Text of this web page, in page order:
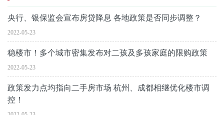
央行、银保监会宣布房贷降息 各地政策是否同步调整？
2022-05-23
稳楼市！多个城市密集发布对二孩及多孩家庭的限购政策
2022-05-23
政策发力点均指向二手房市场 杭州、成都相继优化楼市调
控！